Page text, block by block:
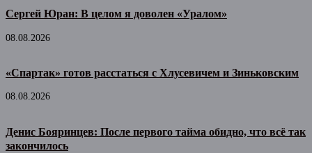
Сергей Юран: В целом я доволен «Уралом»
08.08.2026
«Спартак» готов расстаться с Хлусевичем и Зиньковским
08.08.2026
Денис Бояринцев: После первого тайма обидно, что всё так
закончилось